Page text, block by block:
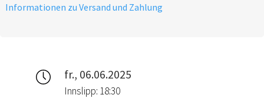
Informationen zu Versand und Zahlung
fr., 06.06.2025
Innslipp: 18:30